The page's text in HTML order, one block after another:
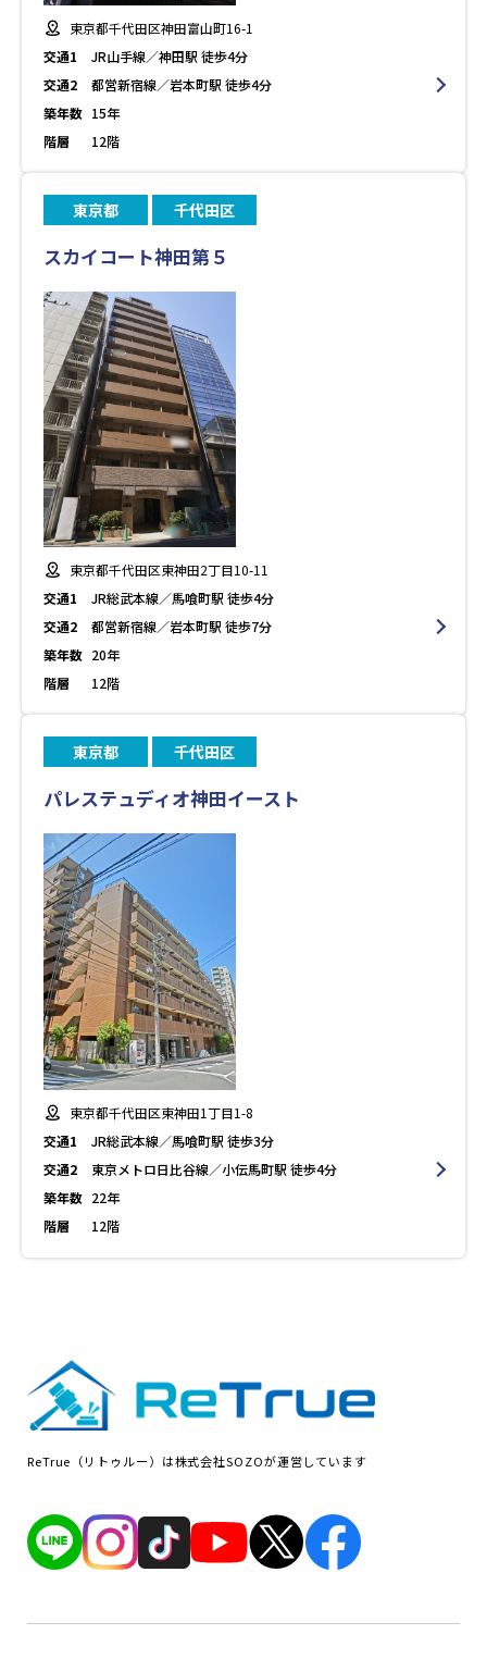
東京都千代田区神田富山町16-1
交通1
JR山手線／神田駅 徒歩4分
交通2
都営新宿線／岩本町駅 徒歩4分
築年数 15年
階層
12階
東京都 千代田区
スカイコート神田第５
東京都千代田区東神田2丁目10-11
交通1
JR総武本線／馬喰町駅 徒歩4分
交通2
都営新宿線／岩本町駅 徒歩7分
築年数 20年
階層
12階
東京都 千代田区
パレステュディオ神田イースト
東京都千代田区東神田1丁目1-8
交通1
JR総武本線／馬喰町駅 徒歩3分
交通2
東京メトロ日比谷線／小伝馬町駅 徒歩4分
築年数 22年
階層
12階
ReTrue（リトゥルー）は株式会社SOZOが運営しています